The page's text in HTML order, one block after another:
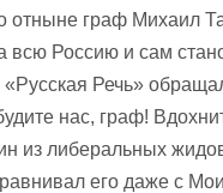
отныне граф Михаил
всю Россию и сам
Речь»
нас, граф!
из либеральных
его даже с